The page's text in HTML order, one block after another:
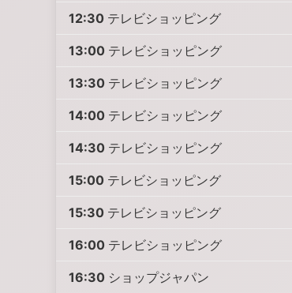
12:30 テレビショッピング
13:00 テレビショッピング
13:30 テレビショッピング
14:00 テレビショッピング
14:30 テレビショッピング
15:00 テレビショッピング
15:30 テレビショッピング
16:00 テレビショッピング
16:30 ショップジャパン